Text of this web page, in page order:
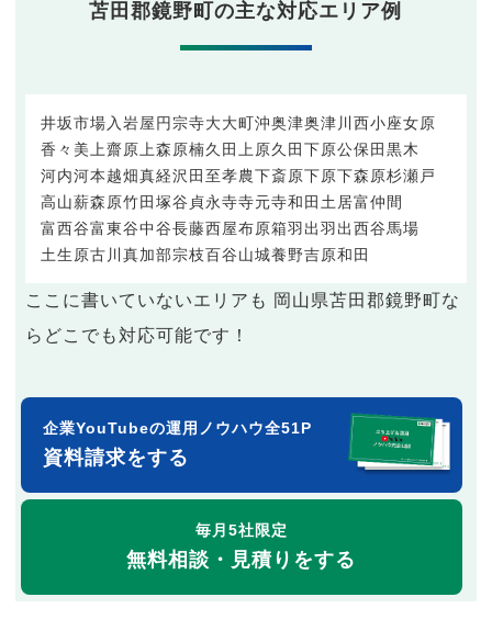
苫田郡鏡野町の主な対応エリア例
井坂市場 入 岩屋円宗寺大大町沖奥津奥津川西小座女原
香々美 上齋原 上森原楠久田上原久田下原公保田黒木
河内河本越畑真経沢田至孝農下斎原下原下森原杉瀬戸
高山薪森原竹田塚谷 貞永寺寺元寺和田 土居富仲間
富西谷富東谷中谷長藤西屋布原箱羽出羽出西谷馬場
土生 原古川真加部宗枝百谷山城養野吉原和田
ここに書いていないエリアも 岡山県苫田郡鏡野町な
らどこでも対応可能です！
企業YouTubeの運用ノウハウ全51P
資料請求をする
毎月5社限定
無料相談・見積りをする